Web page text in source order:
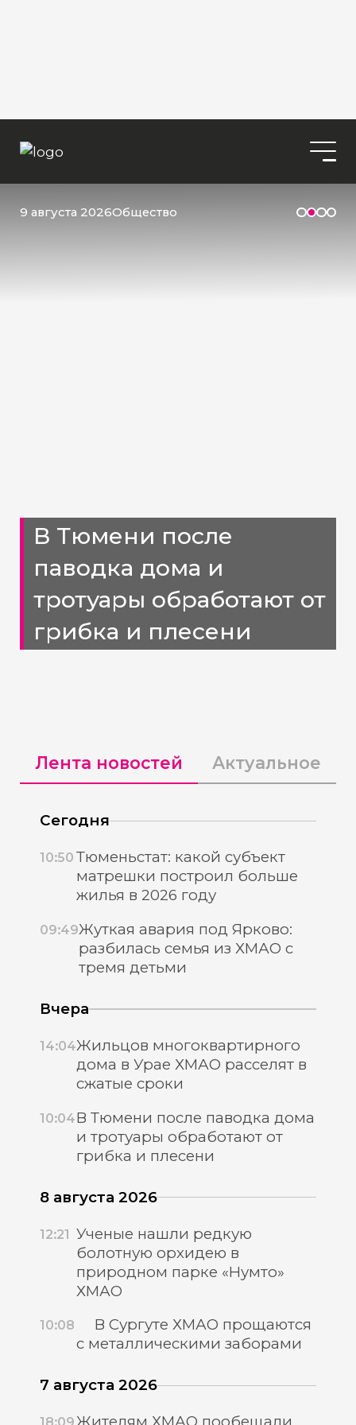
9 августа 2026Общество
В Тюмени после
паводка дома и
тротуары обработают от
грибка и плесени
Лента новостей Актуальное
Сегодня
10:50 Тюменьстат: какой субъект
матрешки построил больше
жилья в 2026 году
09:49Жуткая авария под Ярково:
разбилась семья из ХМАО с
тремя детьми
Вчера
14:04Жильцов многоквартирного
дома в Урае ХМАО расселят в
сжатые сроки
10:04В Тюмени после паводка дома
и тротуары обработают от
грибка и плесени
8 августа 2026
12:21 Ученые нашли редкую
болотную орхидею в
природном парке «Нумто»
ХМАО
10:08
В Сургуте ХМАО прощаются
с металлическими заборами
7 августа 2026